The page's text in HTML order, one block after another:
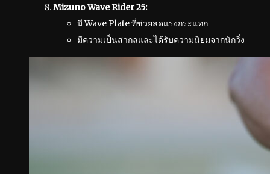
Mizuno Wave Rider 25:
มี Wave Plate ที่ช่วยลดแรงกระแทก
มีความเป็นสากลและได้รับความนิยมจากนักวิ่ง